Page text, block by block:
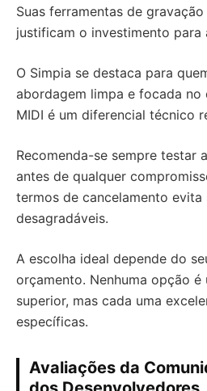
Suas ferramentas de
justificam o investimento para
O Simpia se destaca para
abordagem limpa e focada no
MIDI é um diferencial técnico
Recomenda-se sempre testar
antes de qualquer
termos de cancelamento evita
desagradáveis.
A escolha ideal depende do
orçamento. Nenhuma opção é
superior, mas cada uma
específicas.
Avaliações da